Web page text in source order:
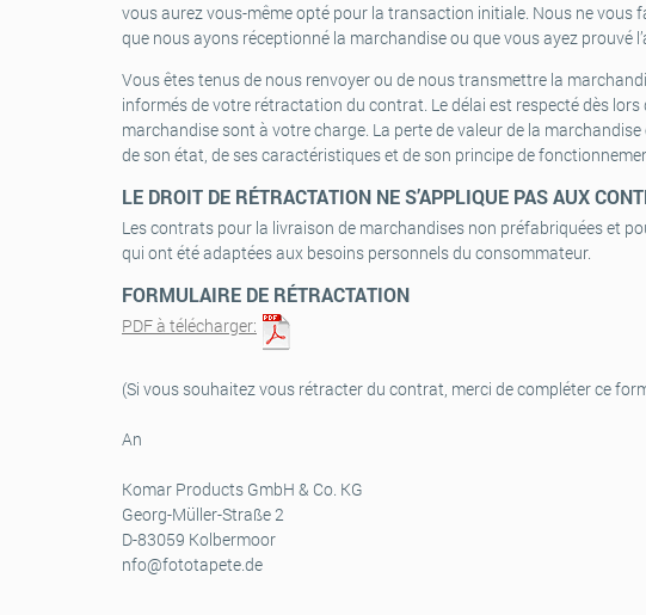
vous aurez vous-même opté pour la transaction initiale. Nous ne
que nous ayons réceptionné la marchandise ou que vous ayez prouvé
Vous êtes tenus de nous renvoyer ou de nous transmettre la
informés de votre rétractation du contrat. Le délai est respecté dès
marchandise sont à votre charge. La perte de valeur de la
de son état, de ses caractéristiques et de son principe de
LE DROIT DE RÉTRACTATION NE S’APPLIQUE PAS AUX
Les contrats pour la livraison de marchandises non préfabriquées et
qui ont été adaptées aux besoins personnels du consommateur.
FORMULAIRE DE RÉTRACTATION
PDF à télécharger:
(Si vous souhaitez vous rétracter du contrat, merci de compléter ce
An
Komar Products GmbH & Co. KG
Georg-Müller-Straße 2
D-83059 Kolbermoor
nfo@fototapete.de